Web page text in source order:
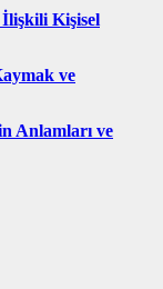
İlişkili Kişisel
ve
Anlamları ve